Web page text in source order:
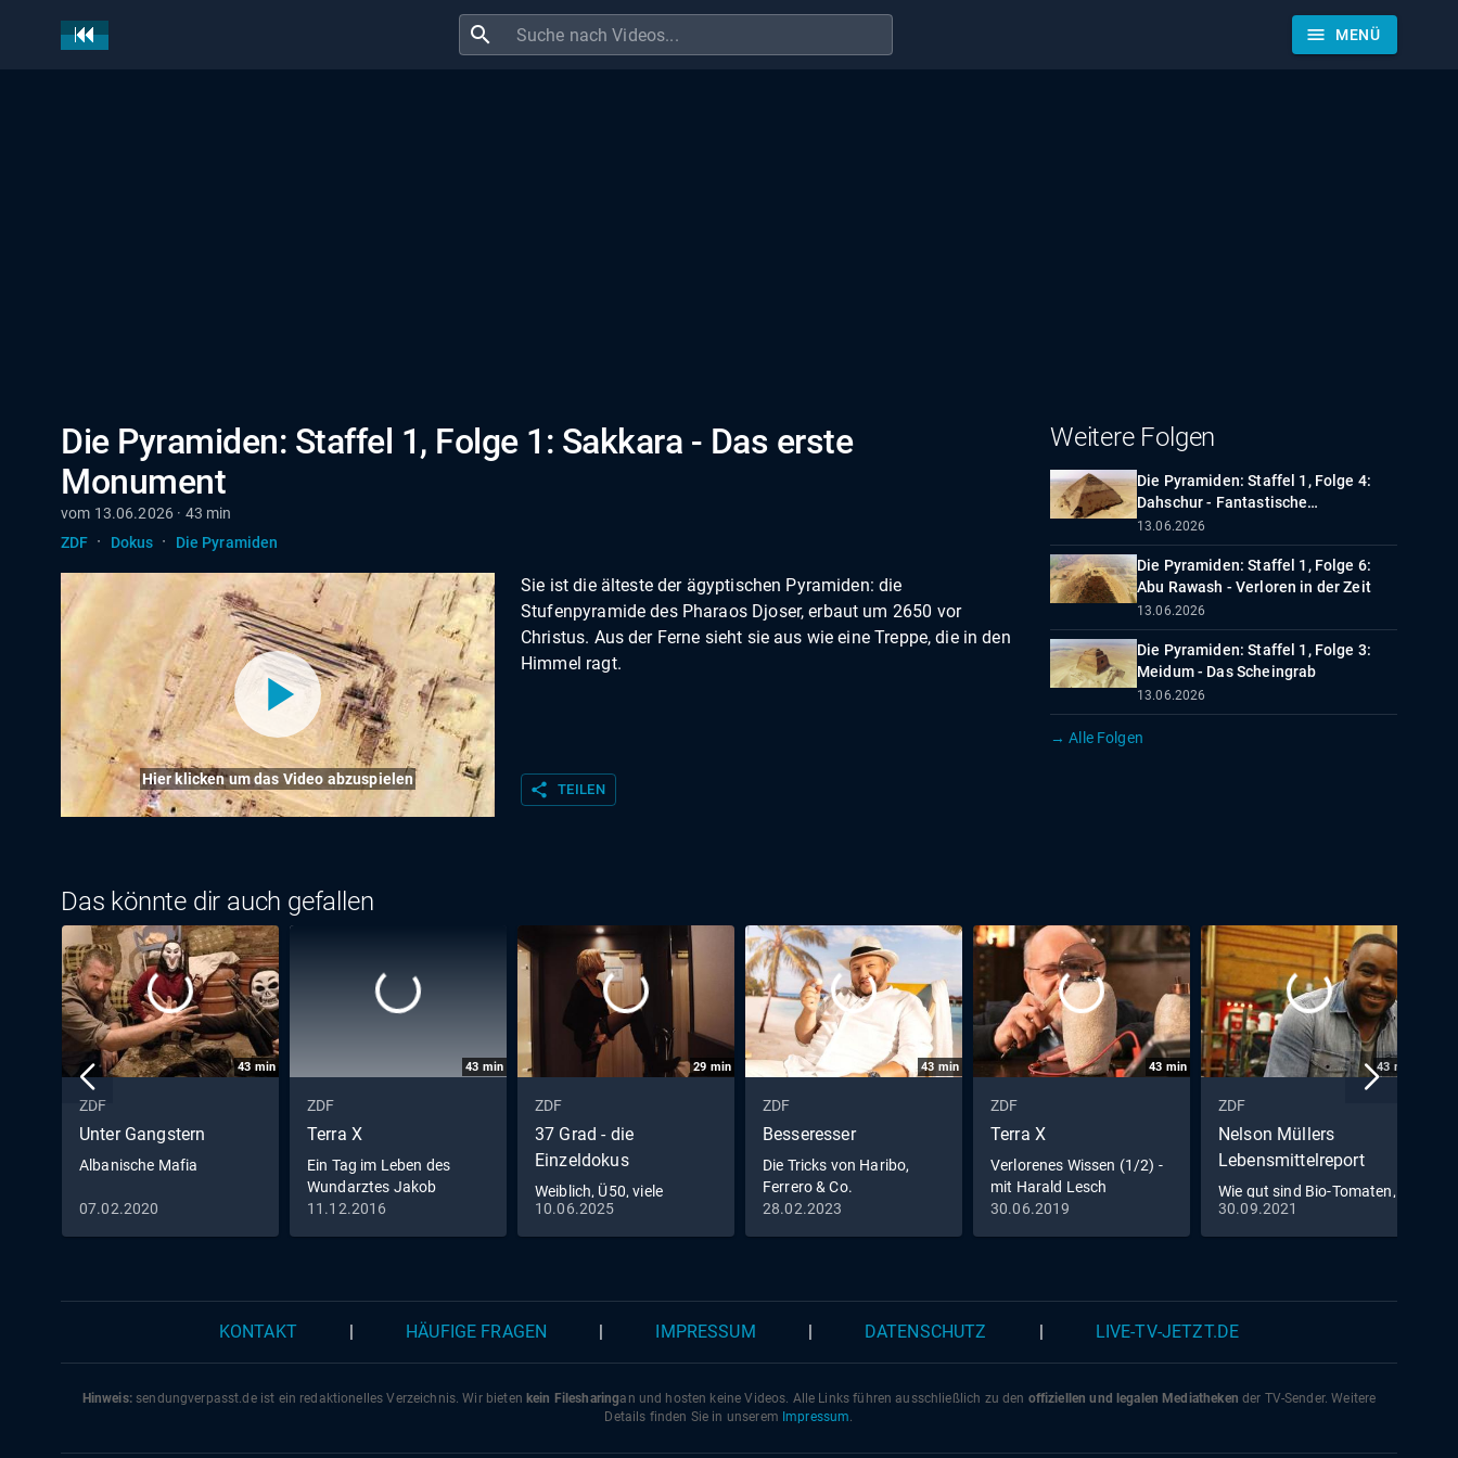
search menu MENÜ
Die Pyramiden: Staffel 1, Folge 1: Sakkara - Das erste
Monument
vom 13.06.2026 · 43 min
ZDF · Dokus · Die Pyramiden
Hier klicken um das Video abzuspielen
Sie ist die älteste der ägyptischen Pyramiden: die
Stufenpyramide des Pharaos Djoser, erbaut um 2650 vor
Christus. Aus der Ferne sieht sie aus wie eine Treppe, die in den
Himmel ragt.
share TEILEN
Weitere Folgen
Die Pyramiden: Staffel 1, Folge 4:
Dahschur - Fantastische
Entdeckungen
13.06.2026
Die Pyramiden: Staffel 1, Folge 6:
Abu Rawash - Verloren in der Zeit
13.06.2026
Die Pyramiden: Staffel 1, Folge 3:
Meidum - Das Scheingrab
13.06.2026
→ Alle Folgen
Das könnte dir auch gefallen
43 min
ZDF
Unter Gangstern
Albanische Mafia
07.02.2020
43 min
ZDF
Terra X
Ein Tag im Leben des
Wundarztes Jakob
Althaus im Jahr 1454
11.12.2016
29 min
ZDF
37 Grad - die
Einzeldokus
Weiblich, Ü50, viele
Liebhaber
10.06.2025
43 min
ZDF
Besseresser
Die Tricks von Haribo,
Ferrero & Co.
28.02.2023
43 min
ZDF
Terra X
Verlorenes Wissen (1/2) -
mit Harald Lesch
30.06.2019
43 min
ZDF
Nelson Müllers
Lebensmittelreport
Wie gut sind Bio-Tomaten,
Edel-Rindfleisch &
Schokolade?
30.09.2021
KONTAKT HÄUFIGE FRAGEN IMPRESSUM DATENSCHUTZ LIVE-TV-JETZT.DE
Hinweis:sendungverpasst.deist ein redaktionelles Verzeichnis. Wir bieten kein Filesharingan und hosten keine Videos. Alle Links führen ausschließlich zu den offiziellen und legalen Mediatheken der TV-Sender. Weitere
Details finden Sie in unserem Impressum.